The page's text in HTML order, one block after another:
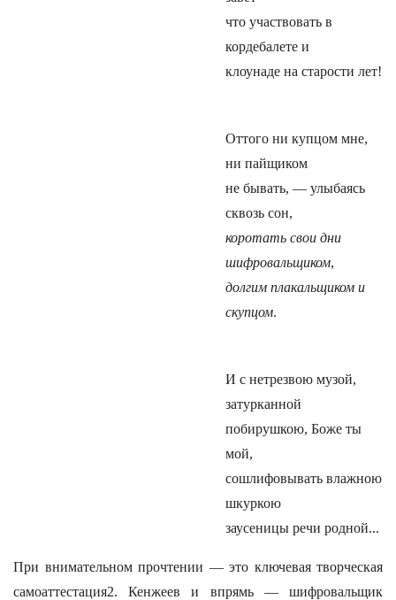
что участвовать в
кордебалете и
клоунаде на старости лет!
Оттого ни купцом мне,
ни пайщиком
не бывать, — улыбаясь
сквозь сон,
коротать свои дни
шифровальщиком,
долгим плакальщиком и
скупцом.
И с нетрезвою музой,
затурканной
побирушкою, Боже ты
мой,
сошлифовывать влажною
шкуркою
заусеницы речи родной...
При внимательном прочтении — это ключевая творческая
самоаттестация2. Кенжеев и впрямь — шифровальщик